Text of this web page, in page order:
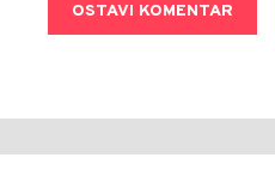
OSTAVI KOMENTAR